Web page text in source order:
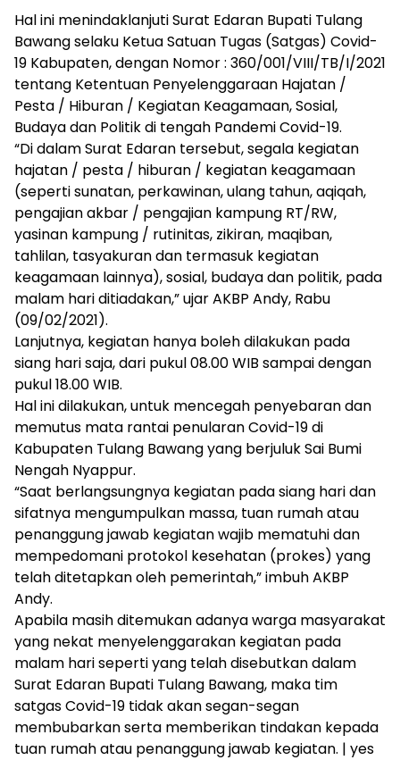
Hal ini menindaklanjuti Surat Edaran Bupati Tulang
Bawang selaku Ketua Satuan Tugas (Satgas) Covid-
19 Kabupaten, dengan Nomor : 360/001/VIII/TB/I/2021
tentang Ketentuan Penyelenggaraan Hajatan /
Pesta / Hiburan / Kegiatan Keagamaan, Sosial,
Budaya dan Politik di tengah Pandemi Covid-19.
“Di dalam Surat Edaran tersebut, segala kegiatan
hajatan / pesta / hiburan / kegiatan keagamaan
(seperti sunatan, perkawinan, ulang tahun, aqiqah,
pengajian akbar / pengajian kampung RT/RW,
yasinan kampung / rutinitas, zikiran, maqiban,
tahlilan, tasyakuran dan termasuk kegiatan
keagamaan lainnya), sosial, budaya dan politik, pada
malam hari ditiadakan,” ujar AKBP Andy, Rabu
(09/02/2021).
Lanjutnya, kegiatan hanya boleh dilakukan pada
siang hari saja, dari pukul 08.00 WIB sampai dengan
pukul 18.00 WIB.
Hal ini dilakukan, untuk mencegah penyebaran dan
memutus mata rantai penularan Covid-19 di
Kabupaten Tulang Bawang yang berjuluk Sai Bumi
Nengah Nyappur.
“Saat berlangsungnya kegiatan pada siang hari dan
sifatnya mengumpulkan massa, tuan rumah atau
penanggung jawab kegiatan wajib mematuhi dan
mempedomani protokol kesehatan (prokes) yang
telah ditetapkan oleh pemerintah,” imbuh AKBP
Andy.
Apabila masih ditemukan adanya warga masyarakat
yang nekat menyelenggarakan kegiatan pada
malam hari seperti yang telah disebutkan dalam
Surat Edaran Bupati Tulang Bawang, maka tim
satgas Covid-19 tidak akan segan-segan
membubarkan serta memberikan tindakan kepada
tuan rumah atau penanggung jawab kegiatan. | yes